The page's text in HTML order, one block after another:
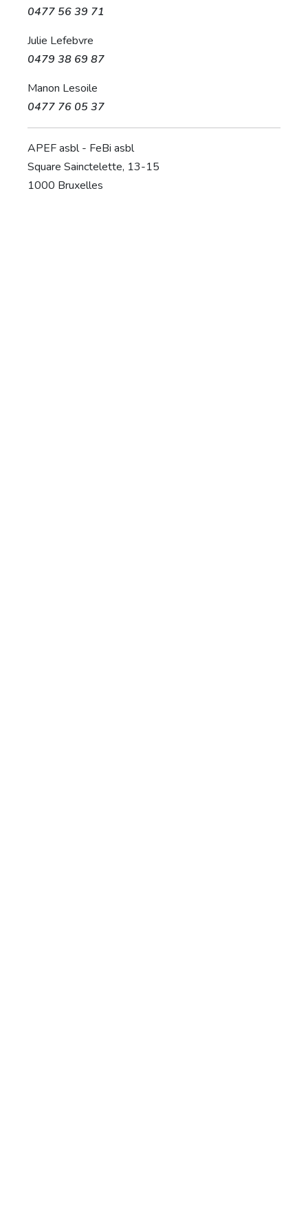
0477 56 39 71
Julie Lefebvre
0479 38 69 87
Manon Lesoile
0477 76 05 37
APEF asbl - FeBi asbl
Square Sainctelette, 13-15
1000 Bruxelles